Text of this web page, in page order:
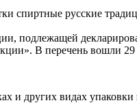
спиртные русские
подлежащей
В перечень вошли
и других видах упаковки